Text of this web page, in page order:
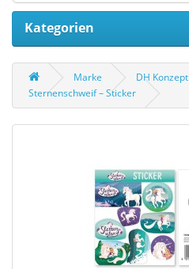
Kategorien
Marke
DH Konzept
Sternenschweif – Sticker